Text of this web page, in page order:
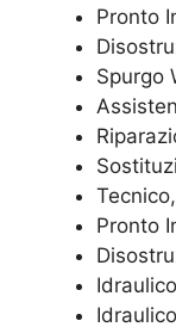
Pronto
Spurgo
Pronto